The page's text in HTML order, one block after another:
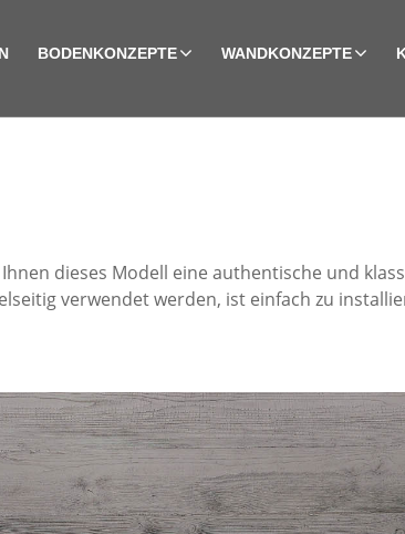
BODENKONZEPTE WANDKONZEPTE
dieses Modell eine authentische und
verwendet werden, ist einfach zu